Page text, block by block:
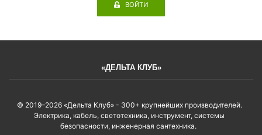
ВОЙТИ
«ДЕЛЬТА КЛУБ»
© 2019–2026 «Дельта Клуб» - 300+ крупнейших производителей.
Электрика, кабель, светотехника, инструмент, системы
безопасности, инженерная сантехника.